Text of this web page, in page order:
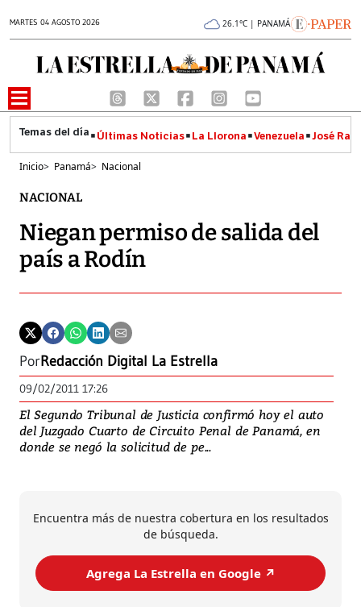
MARTES 04 AGOSTO 2026 26.1°C | PANAMÁ
Últimas Noticias La Llorona Venezuela José
Inicio> Panamá> Nacional
NACIONAL
Niegan permiso de salida del
país a Rodín
PorRedacción Digital La Estrella
09/02/2011 17:26
El Segundo Tribunal de Justicia confirmó hoy el auto
del Juzgado Cuarto de Circuito Penal de Panamá, en
donde se negó la solicitud de pe...
Encuentra más de nuestra cobertura en los resultados
de búsqueda.
Agrega La Estrella en Google ↗️